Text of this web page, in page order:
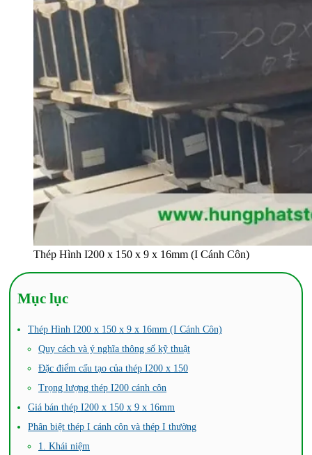
Thép Hình I200 x 150 x 9 x 16mm (I Cánh Côn)
Mục lục
Thép Hình I200 x 150 x 9 x 16mm (I Cánh Côn)
Quy cách và ý nghĩa thông số kỹ thuật
Đặc điểm cấu tạo của thép I200 x 150
Trọng lượng thép I200 cánh côn
Giá bán thép I200 x 150 x 9 x 16mm
Phân biệt thép I cánh côn và thép I thường
1. Khái niệm